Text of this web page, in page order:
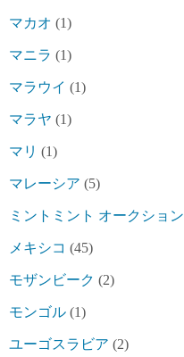
マカオ (1)
マニラ (1)
マラウイ (1)
マラヤ (1)
マリ (1)
マレーシア (5)
ミントミント オークション
メキシコ (45)
モザンビーク (2)
モンゴル (1)
ユーゴスラビア (2)